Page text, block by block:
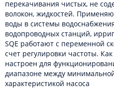
перекачивания чистых, не
волокон, жидкостей.
воды в системы
водопроводных станций,
SQE работают с переменной
счет регулировки частоты.
настроен для
диапазоне между
характеристикой насоса